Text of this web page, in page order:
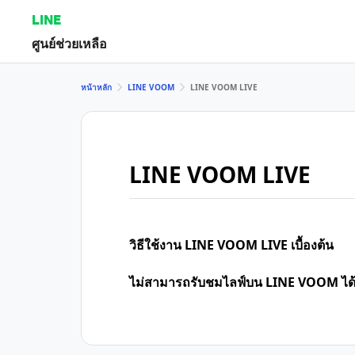
LINE
ศูนย์ช่วยเหลือ
หน้าหลัก LINE VOOM LINE VOOM LIVE
LINE VOOM LIVE
วิธีใช้งาน LINE VOOM LIVE เบื้องต้น
ไม่สามารถรับชมไลฟ์บน LINE VOOM ได้